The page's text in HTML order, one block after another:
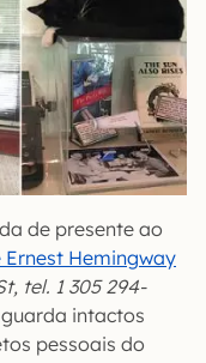
de presente ao
Ernest Hemingway
tel. 1 305 294-
intactos
pessoais do